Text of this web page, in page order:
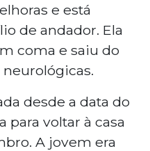
e está
de andador. Ela
coma e saiu do
desde a data do
para voltar à casa
A jovem era